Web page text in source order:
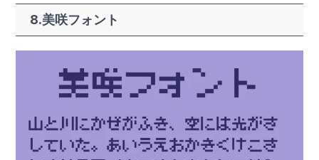
8.美咲フォント